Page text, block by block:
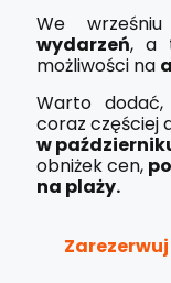
We
wydarzeń, a
możliwości na
Warto
coraz częściej
w
obniżek cen,
na plaży.